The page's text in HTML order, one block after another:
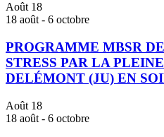
Août 18
18 août- 6 octobre
PROGRAMME MBSR
STRESS PAR LA
DELÉMONT (JU) EN
Août 18
18 août - 6 octobre